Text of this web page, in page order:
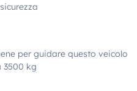
per guidare questo veicolo
3500 kg